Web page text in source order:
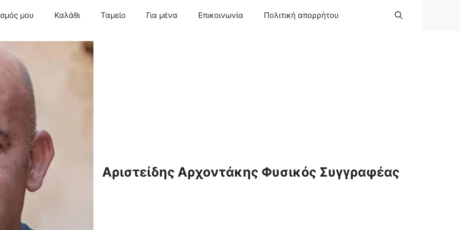
μου Καλάθι Ταμείο Για μένα Επικοινωνία Πολιτική απορρήτου
Αριστείδης Αρχοντάκης Φυσικός Συγγραφέας